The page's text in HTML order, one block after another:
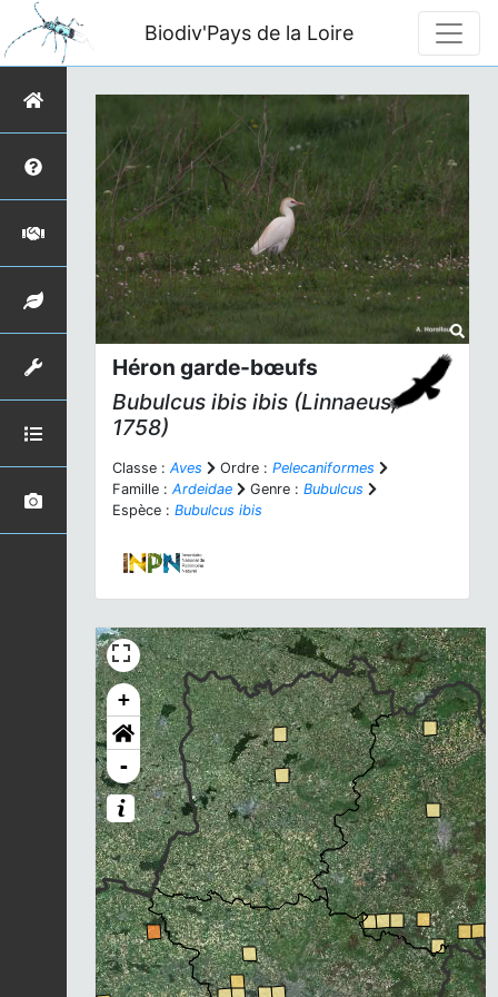
Biodiv'Pays de la Loire
Héron garde-bœufs
Bubulcus ibis ibis (Linnaeus,
1758)
Classe : Aves Ordre : Pelecaniformes
Famille : Ardeidae Genre : Bubulcus
Espèce : Bubulcus ibis
+
-